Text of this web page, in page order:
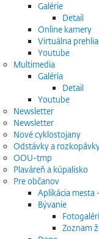
Galérie
Detail
Online kamery
Virtuálna
Youtube
Multimedia
Galéria
Detail
Youtube
Newsletter
Newsletter
Nové cyklostojany
Odstávky a
OOU-tmp
Plaváreň a kúpalisko
Pre občanov
Aplikácia mesta
Bývanie
Zoznam